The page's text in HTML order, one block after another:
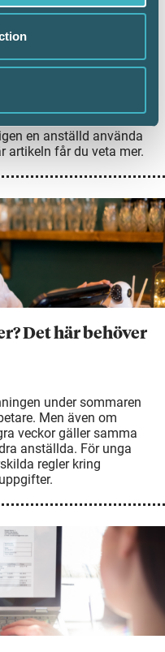
ett
saker att tänka på
Nyligen avgjorde
frågan om en
en anställd använda
artikeln får du veta mer.
Det här behöver
under sommaren
Men även om
veckor gäller samma
anställda. För unga
regler kring